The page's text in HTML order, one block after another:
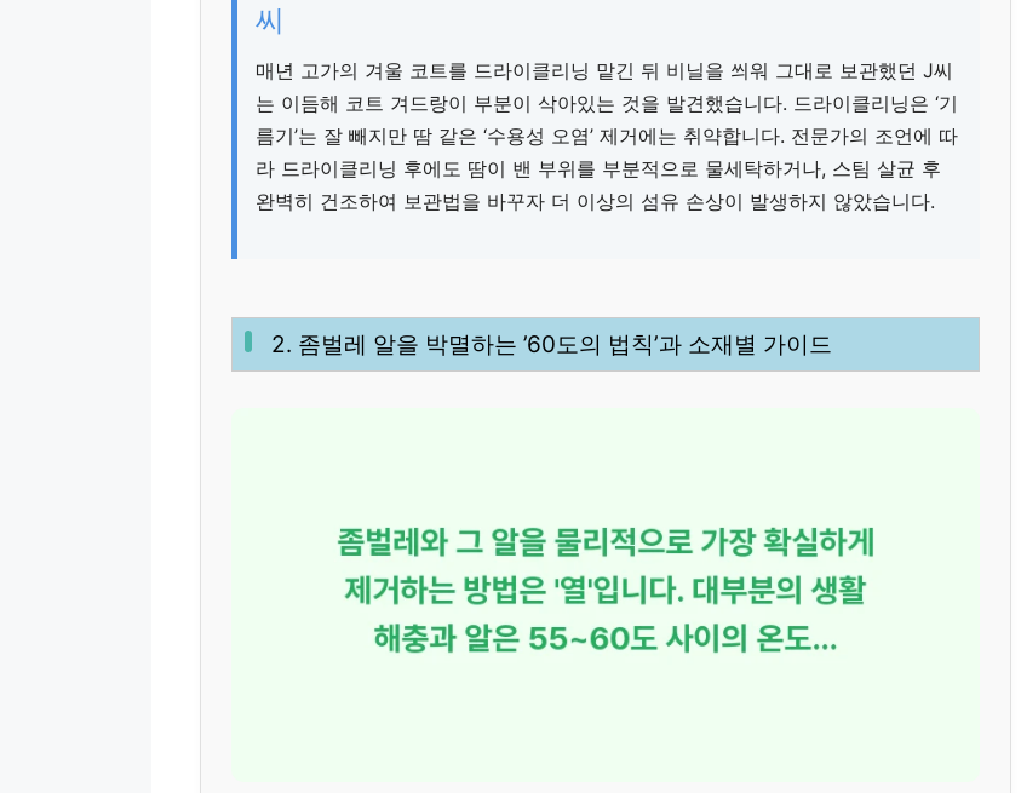
씨
매년 고가의 겨울 코트를 드라이클리닝 맡긴 뒤 비닐을 씌워 그대로 보관했던 J씨
는 이듬해 코트 겨드랑이 부분이 삭아있는 것을 발견했습니다. 드라이클리닝은 ‘기
름기’는 잘 빼지만 땀 같은 ‘수용성 오염’ 제거에는 취약합니다. 전문가의 조언에 따
라 드라이클리닝 후에도 땀이 밴 부위를 부분적으로 물세탁하거나, 스팀 살균 후
완벽히 건조하여 보관법을 바꾸자 더 이상의 섬유 손상이 발생하지 않았습니다.
2. 좀벌레 알을 박멸하는 ’60도의 법칙’과 소재별 가이드